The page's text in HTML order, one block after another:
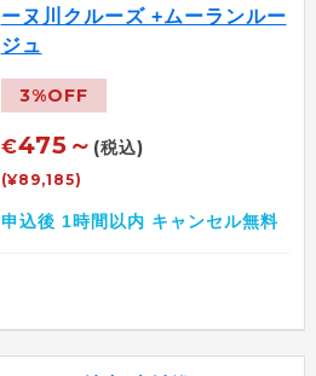
ーヌ川クルーズ +ムーランルー
ジュ
3%OFF
€475～ (税込)
(¥89,185)
申込後 1時間以内 キャンセル無料